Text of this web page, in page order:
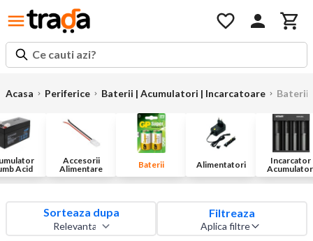
Ce cauti azi?
Acasa Periferice Baterii | Acumulatori | Incarcatoare Baterii
Acid
Accesorii
Alimentare
Baterii Alimentatori
Incarcator
Sorteaza dupa Filtreaza
Aplica filtre